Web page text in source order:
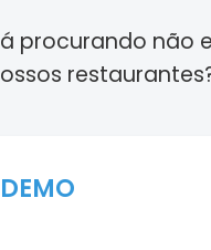
procurando não